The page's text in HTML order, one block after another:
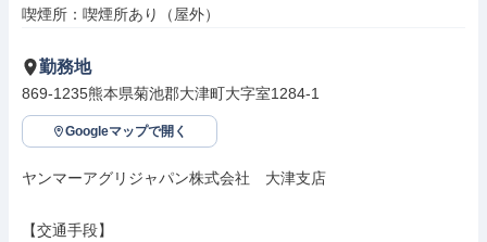
喫煙所：喫煙所あり（屋外）
勤務地
869-1235熊本県菊池郡大津町大字室1284-1
Googleマップで開く
ヤンマーアグリジャパン株式会社　大津支店
【交通手段】